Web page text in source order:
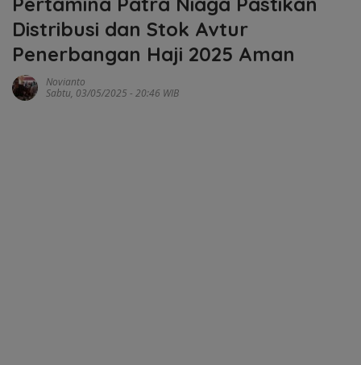
Distribusi dan Stok Avtur
Penerbangan Haji 2025 Aman
Novianto
Sabtu, 03/05/2025 - 20:46 WIB